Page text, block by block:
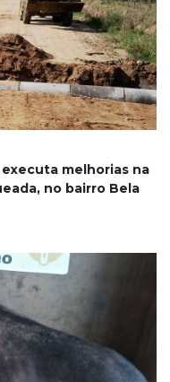
melhorias na
no bairro Bela